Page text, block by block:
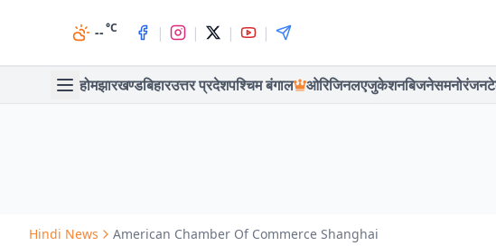
--°C | | | |
होमझारखण्डबिहारउत्तर प्रदेशपश्चिम बंगाल ओरिजिनलएजुकेशनबिजनेसमनोरंजन
Hindi News American Chamber Of Commerce Shanghai